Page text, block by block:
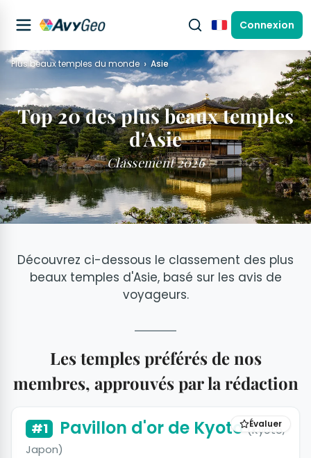
FrançaisConnexion
Plus beaux temples du monde Asie
Top 20 des plus beaux temples
d'Asie
Classement 2026
Découvrez ci-dessous le classement des plus
beaux temples d'Asie, basé sur les avis de
voyageurs.
Les temples préférés de nos
membres, approuvés par la rédaction
Évaluer
#1 Pavillon d'or de Kyoto(Kyōto,
Japon)